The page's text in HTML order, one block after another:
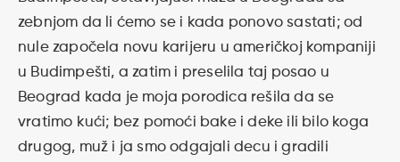
zebnjom da li ćemo se i kada ponovo sastati; od
nule započela novu karijeru u američkoj kompaniji
u Budimpešti, a zatim i preselila taj posao u
Beograd kada je moja porodica rešila da se
vratimo kući; bez pomoći bake i deke ili bilo koga
drugog, muž i ja smo odgajali decu i gradili